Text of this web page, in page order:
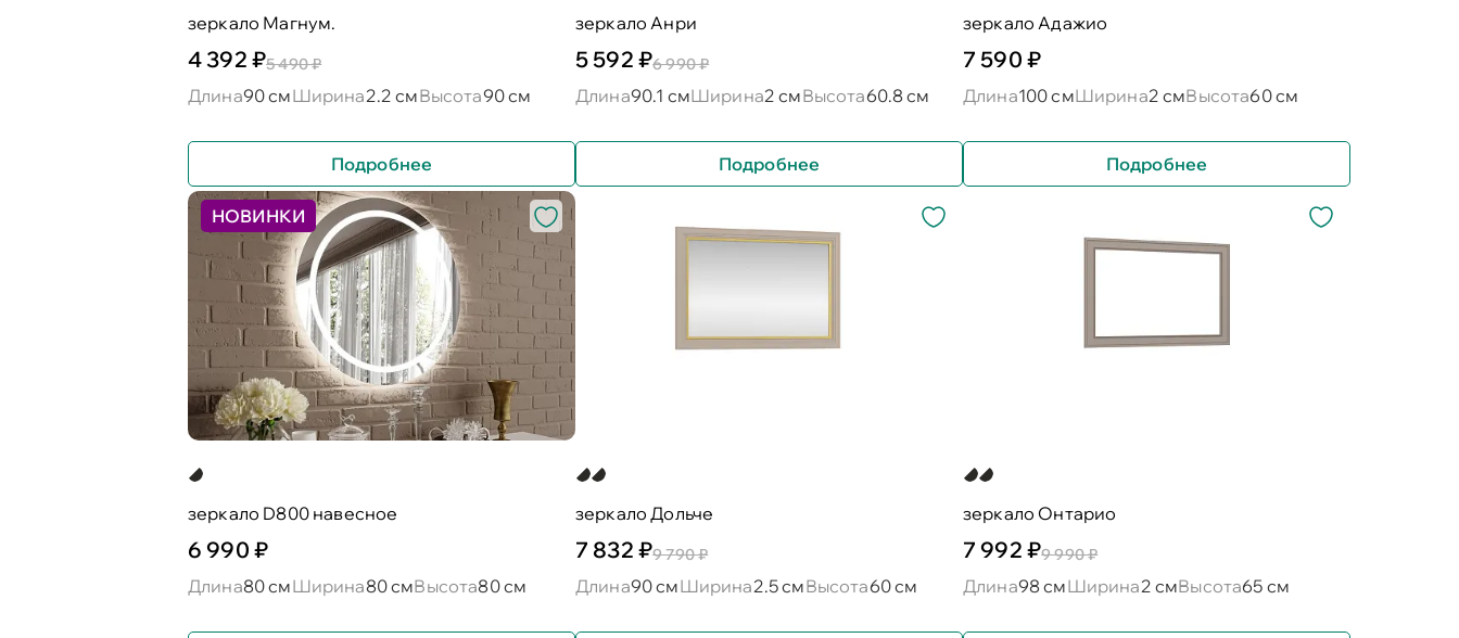
зеркало Магнум.
4 392 ₽5 490 ₽
Длина90 смШирина2.2 смВысота90 см
Подробнее
зеркало Анри
5 592 ₽6 990 ₽
Длина90.1 смШирина2 смВысота60.8 см
Подробнее
зеркало Адажио
7 590 ₽
Длина100 смШирина2 смВысота60 см
Подробнее
НОВИНКИ
зеркало D800 навесное
6 990 ₽
Длина80 смШирина80 смВысота80 см
зеркало Дольче
7 832 ₽9 790 ₽
Длина90 смШирина2.5 смВысота60 см
зеркало Онтарио
7 992 ₽9 990 ₽
Длина98 смШирина2 смВысота65 см